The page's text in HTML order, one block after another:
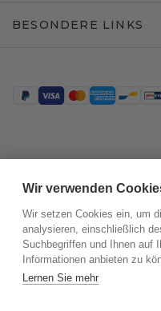
BESONDERE LINKS
Wir verwenden
Wir setzen Cookies ein, um
analysieren, einschließlich
Suchbegriffen und Ihnen auf
Informationen anbieten zu
Lernen Sie mehr